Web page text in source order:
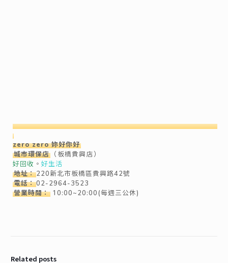
zero zero 妳好你好
城市環保店
（板橋貴興店）
好回收 。好生活
地址：220新北市板橋區貴興路42號
電話：02-2964-3523
營業時間： 10:00~20:00(每週三公休)
Related posts